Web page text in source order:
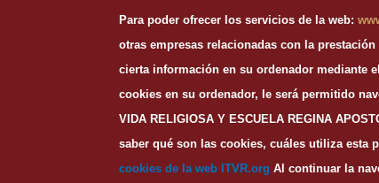
Para suscribirte a nuestro boletín de
introduce tu dirección de email:
Para poder ofrecer los servicios de la web:
otras empresas relacionadas con la
cierta información en su ordenador mediante
cookies en su ordenador, le será permitido
VIDA RELIGIOSA Y ESCUELA REGINA
saber qué son las cookies, cuáles utiliza esta
cookies de la web ITVR.org Al continuar la